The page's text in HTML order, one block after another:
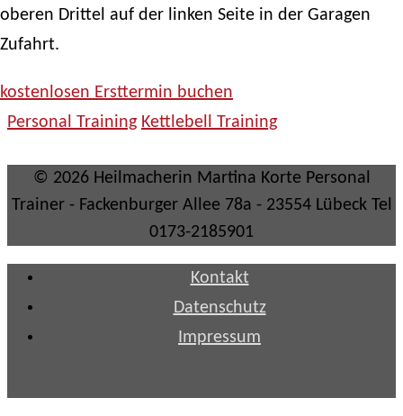
oberen Drittel auf der linken Seite in der Garagen
Zufahrt.
kostenlosen Ersttermin buchen
Personal Training Kettlebell Training
© 2026 Heilmacherin Martina Korte Personal
Trainer - Fackenburger Allee 78a - 23554 Lübeck Tel
0173-2185901
Kontakt
Datenschutz
Impressum